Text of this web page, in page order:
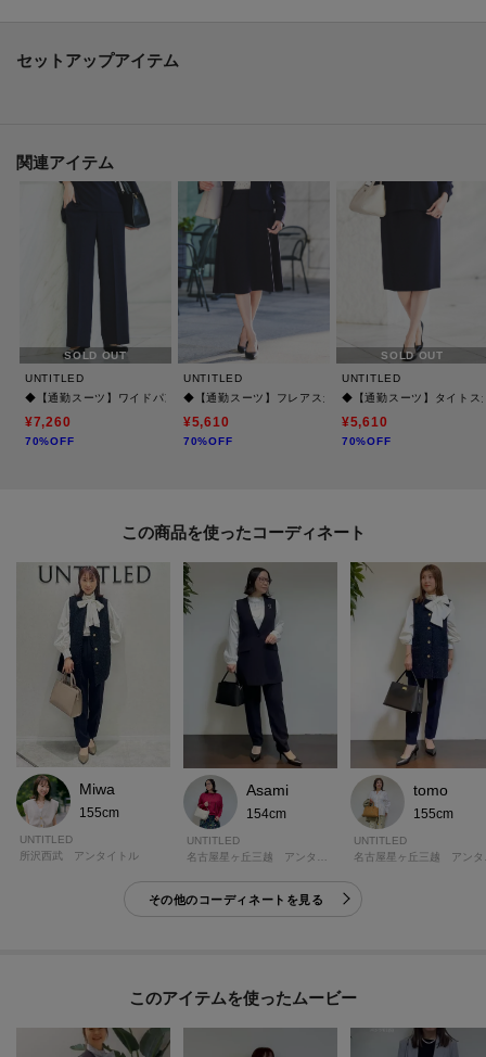
同素材のテーラードジャケット（商品番号：153－42101）、ブラウス（商品
・ポケット数：横×2 後ろ×2
・前ファスナー
・ウエスト後ろゴム
※グレージュ（050）はやや透け感があります。
た、パソコン・スマートフォンなどの環境により、若干製品と画像のカラー
が異なる場合もございます。
セットアップアイテム
関連アイテム
SOLD OUT
UNTITLED
◆【通勤スーツ】ワイドパンツ
¥7,260
70%OFF
UNTITLED
◆【通勤スーツ】フレアスカート
¥5,610
70%OFF
SOLD OUT
UNTITLED
◆【通勤スーツ】タイトス
¥5,610
70%OFF
この商品を使った
Miwa
155cm
UNTITLED
所沢西武 アンタイトル
Asami
154cm
UNTITLED
tomo
155cm
UNTITLED
その他のコーディネートを見る
このアイテムを使ったムービー